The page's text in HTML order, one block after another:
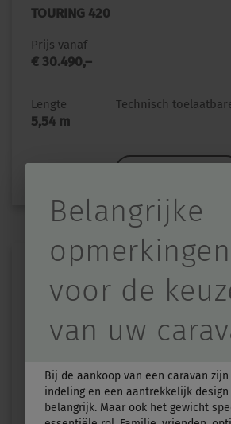
TOURING 420
Prijs vanaf
€ 30.490,–
Lengte
5,54 m
Technisch
TOURING 430
Prijs vanaf
Durch
Belangrijke
opmerkingen
voor de
van uw
Bij de aankoop van een caravan
indeling en een aantrekkelijk
belangrijk. Maar ook het gewicht